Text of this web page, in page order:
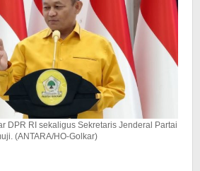
DPR RI sekaligus Sekretaris Jenderal Partai
(ANTARA/HO-Golkar)